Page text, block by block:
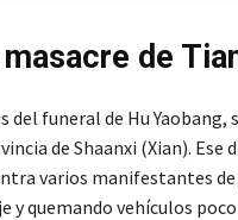
de
del funeral de Hu
de Shaanxi (Xian). Ese
varios manifestantes
quemando vehículos